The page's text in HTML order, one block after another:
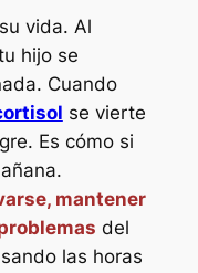
vida. Al
hijo se
Cuando
se vierte
Es cómo si
mantener
del
las horas